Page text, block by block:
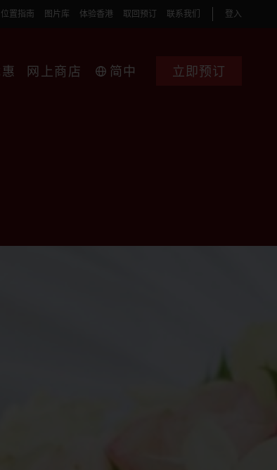
位置指南 图片库 体验香港 取回预订 联系我们 登入
网上商店 简中 立即预订